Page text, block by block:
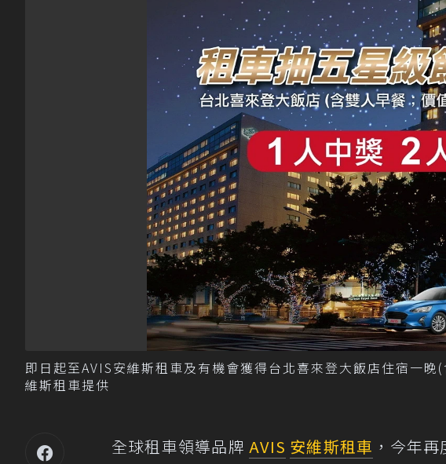
即日起至AVIS安維斯租車及有機會獲得台北喜來登大飯店住宿一
維斯租車提供
全球租車領導品牌 AVIS 安維斯租車 ，今年